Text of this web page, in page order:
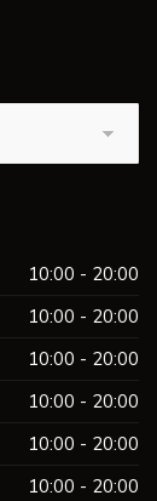
10:00 - 20:00
10:00 - 20:00
10:00 - 20:00
10:00 - 20:00
10:00 - 20:00
10:00 - 20:00